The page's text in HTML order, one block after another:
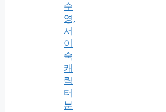
수
영,
서
이
숙
캐
릭
터
분